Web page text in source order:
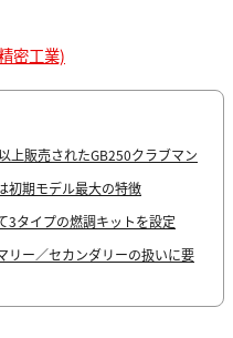
密工業)
上販売されたGB250クラブマン
初期モデル最大の特徴
3タイプの燃調キットを設定
リー／セカンダリーの扱いに要